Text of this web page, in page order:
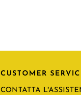
CUSTOMER
CONTATTA